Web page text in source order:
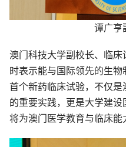
谭广亨
澳门科技大学副校长、临
时表示能与国际领先的生物
首个新药临床试验，不仅
的重要实践，更是大学建设
将为澳门医学教育与临床能